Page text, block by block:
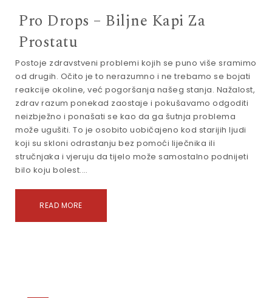
Pro Drops – Biljne Kapi Za
Prostatu
Postoje zdravstveni problemi kojih se puno više sramimo
od drugih. Očito je to nerazumno i ne trebamo se bojati
reakcije okoline, već pogoršanja našeg stanja. Nažalost,
zdrav razum ponekad zaostaje i pokušavamo odgoditi
neizbježno i ponašati se kao da ga šutnja problema
može ugušiti. To je osobito uobičajeno kod starijih ljudi
koji su skloni odrastanju bez pomoći liječnika ili
stručnjaka i vjeruju da tijelo može samostalno podnijeti
bilo koju bolest.…
READ MORE